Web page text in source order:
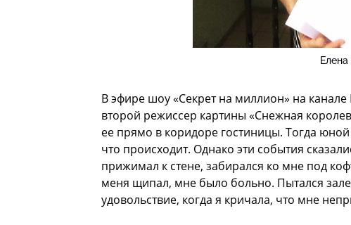
В эфире шоу «Секрет на миллион» на
второй режиссер картины «Снежная
ее прямо в коридоре гостиницы. Тогда
что происходит. Однако эти события
прижимал к стене, забирался ко мне под
меня щипал, мне было больно. Пытался
удовольствие, когда я кричала, что мне